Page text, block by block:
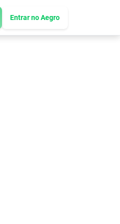
Entrar no Aegro